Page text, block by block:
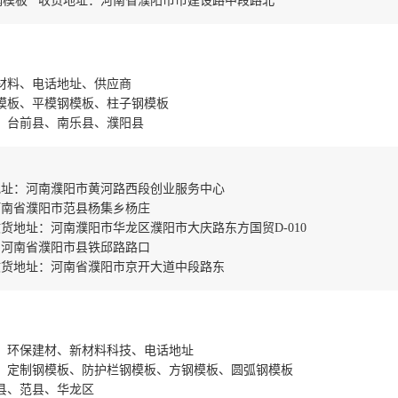
料、电话地址、供应商
板、平模钢模板、柱子钢模板
台前县、南乐县、濮阳县
：河南濮阳市黄河路西段创业服务中心
省濮阳市范县杨集乡杨庄
址：河南濮阳市华龙区濮阳市大庆路东方国贸D-010
南省濮阳市县铁邱路路口
址：河南省濮阳市京开大道中段路东
环保建材、新材料科技、电话地址
定制钢模板、防护栏钢模板、方钢模板、圆弧钢模板
、范县、华龙区